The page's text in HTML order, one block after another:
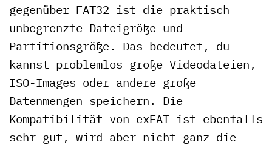
gegenüber FAT32 ist die praktisch
unbegrenzte Dateigröße und
Partitionsgröße. Das bedeutet, du
kannst problemlos große Videodateien,
ISO-Images oder andere große
Datenmengen speichern. Die
Kompatibilität von exFAT ist ebenfalls
sehr gut, wird aber nicht ganz die